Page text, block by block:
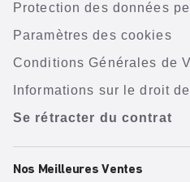
Protection des données
Paramètres des cookies
Conditions Générales de
Informations sur le droit
Se rétracter du contrat
Nos Meilleures Ventes